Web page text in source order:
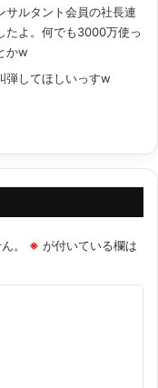
サルタント会員の社長連
たよ。何でも3000万使っ
かw
弾してほしいっすw
。 ※ が付いている欄は